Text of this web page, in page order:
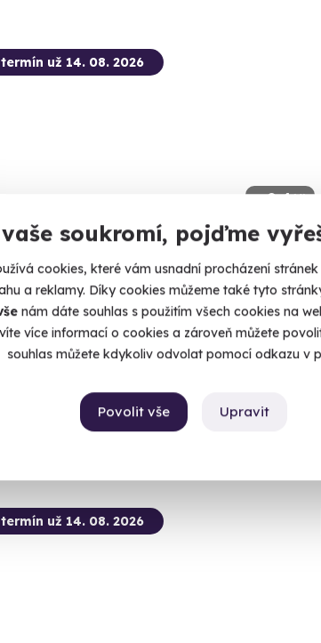
soukromí, pojďme
cookies, které vám usnadní procházení
a reklamy. Díky cookies můžeme také tyto
nám dáte souhlas s použitím všech cookies na
více informací o cookies a zároveň můžete
souhlas můžete kdykoliv odvolat pomocí odkazu v
Upravit
Povolit vše
9.4(4)
už 14. 08. 2026
střelba: Nejsilnější zbraně - 7
výstřelů!
(okres Sokolov)
dalších lokalit)
už 14. 08. 2026